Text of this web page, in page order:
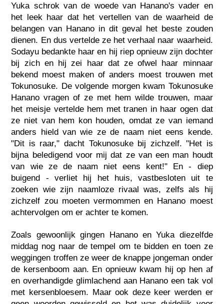
Yuka schrok van de woede van Hanano's vader en
het leek haar dat het vertellen van de waarheid de
belangen van Hanano in dit geval het beste zouden
dienen. En dus vertelde ze het verhaal naar waarheid.
Sodayu bedankte haar en hij riep opnieuw zijn dochter
bij zich en hij zei haar dat ze ofwel haar minnaar
bekend moest maken of anders moest trouwen met
Tokunosuke. De volgende morgen kwam Tokunosuke
Hanano vragen of ze met hem wilde trouwen, maar
het meisje vertelde hem met tranen in haar ogen dat
ze niet van hem kon houden, omdat ze van iemand
anders hield van wie ze de naam niet eens kende.
"Dit is raar," dacht Tokunosuke bij zichzelf. "Het is
bijna beledigend voor mij dat ze van een man houdt
van wie ze de naam niet eens kent!" En - diep
buigend - verliet hij het huis, vastbesloten uit te
zoeken wie zijn naamloze rivaal was, zelfs als hij
zichzelf zou moeten vermommen en Hanano moest
achtervolgen om er achter te komen.
Zoals gewoonlijk gingen Hanano en Yuka diezelfde
middag nog naar de tempel om te bidden en toen ze
weggingen troffen ze weer de knappe jongeman onder
de kersenboom aan. En opnieuw kwam hij op hen af
en overhandigde glimlachend aan Hanano een tak vol
met kersenbloesem. Maar ook deze keer werden er